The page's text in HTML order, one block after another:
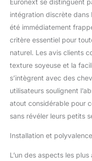
Euronext se distinguent
intégration discrète dans
été immédiatement
critère essentiel pour
naturel. Les avis clients
texture soyeuse et la
s’intègrent avec des
utilisateurs soulignent
atout considérable pour
sans révéler leurs petits
Installation et polyvalence
L’un des aspects les